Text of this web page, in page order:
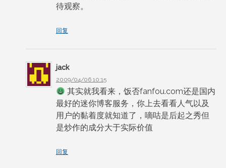
待观察。
回复
jack
2009/04/06 10:15
其实就我看来，饭否fanfou.com还是国内
最好的迷你博客服务，你上去看看人气以及
用户的黏着度就知道了，嘀咕是后起之秀但
是炒作的成分大于实际价值
回复